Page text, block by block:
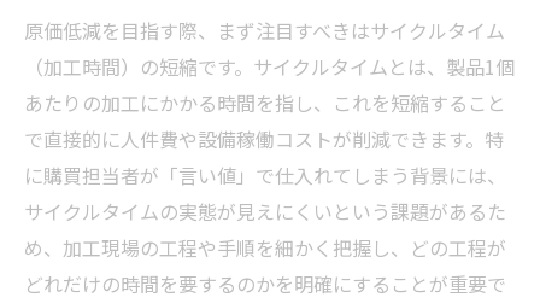
原価低減を目指す際、まず注目すべきはサイクルタイム
（加工時間）の短縮です。サイクルタイムとは、製品1個
あたりの加工にかかる時間を指し、これを短縮すること
で直接的に人件費や設備稼働コストが削減できます。特
に購買担当者が「言い値」で仕入れてしまう背景には、
サイクルタイムの実態が見えにくいという課題があるた
め、加工現場の工程や手順を細かく把握し、どの工程が
どれだけの時間を要するのかを明確にすることが重要で